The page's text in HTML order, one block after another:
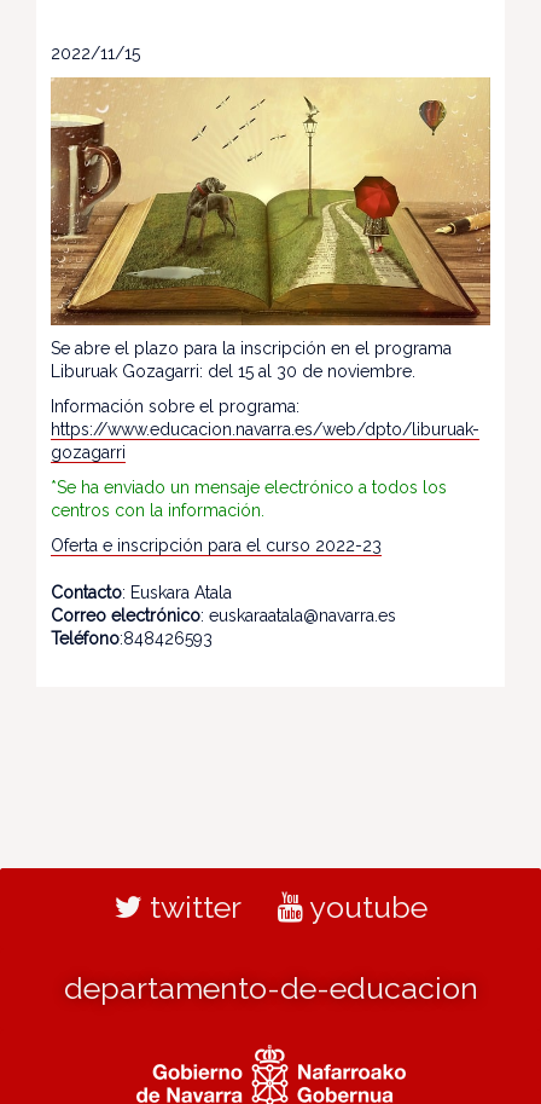
2022/11/15
Se abre el plazo para la inscripción en el programa
Liburuak Gozagarri: del 15 al 30 de noviembre.
Información sobre el programa:
https://www.educacion.navarra.es/web/dpto/liburuak-
gozagarri
*Se ha enviado un mensaje electrónico a todos los
centros con la información.
Oferta e inscripción para el curso 2022-23
Contacto: Euskara Atala
Correo electrónico: euskaraatala@navarra.es
Teléfono:848426593
twitter youtube
departamento-de-educacion